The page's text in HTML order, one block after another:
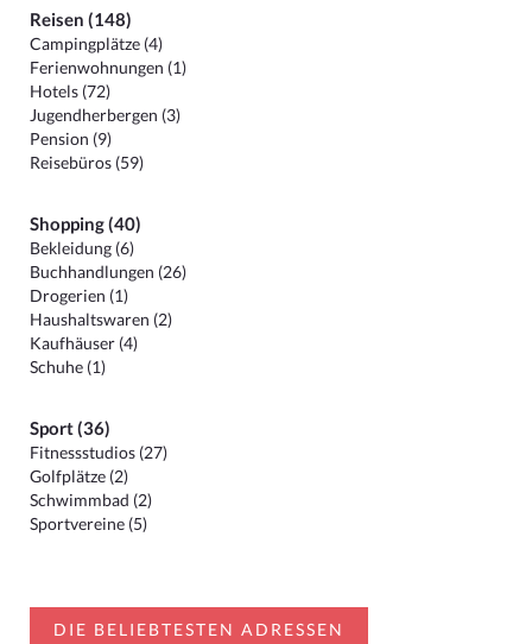
Reisen (148)
Campingplätze (4)
Ferienwohnungen (1)
Hotels (72)
Jugendherbergen (3)
Pension (9)
Reisebüros (59)
Shopping (40)
Bekleidung (6)
Buchhandlungen (26)
Drogerien (1)
Haushaltswaren (2)
Kaufhäuser (4)
Schuhe (1)
Sport (36)
Fitnessstudios (27)
Golfplätze (2)
Schwimmbad (2)
Sportvereine (5)
DIE BELIEBTESTEN ADRESSEN